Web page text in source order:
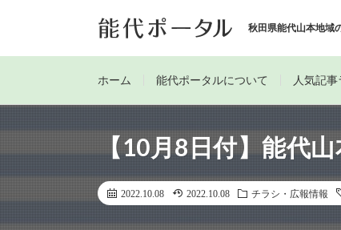
秋田県能代山本地域
ホーム 能代ポータルについて 人気記
【10月8日付】能代
2022.10.08 2022.10.08 チラシ・広報情報